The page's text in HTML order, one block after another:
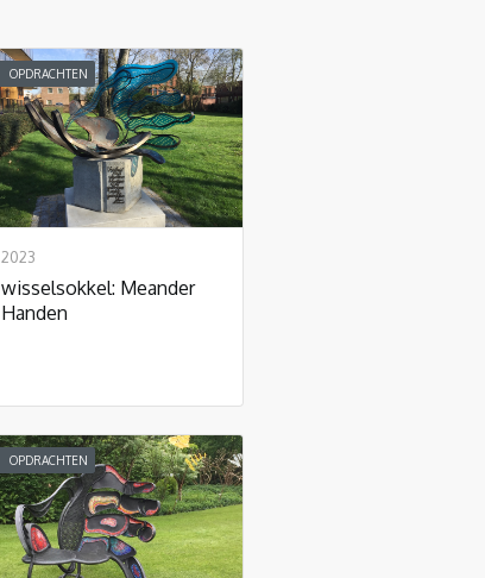
OPDRACHTEN
2023
wisselsokkel: Meander
Handen
OPDRACHTEN